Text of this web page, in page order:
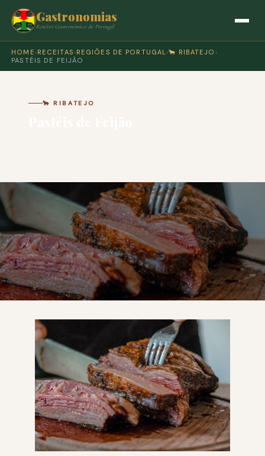
Gastronomias
Roteiro Gastronómico de Portugal
HOME › RECEITAS › REGIÕES DE PORTUGAL›🐂 RIBATEJO ›
PASTÉIS DE FEIJÃO
🐂 RIBATEJO